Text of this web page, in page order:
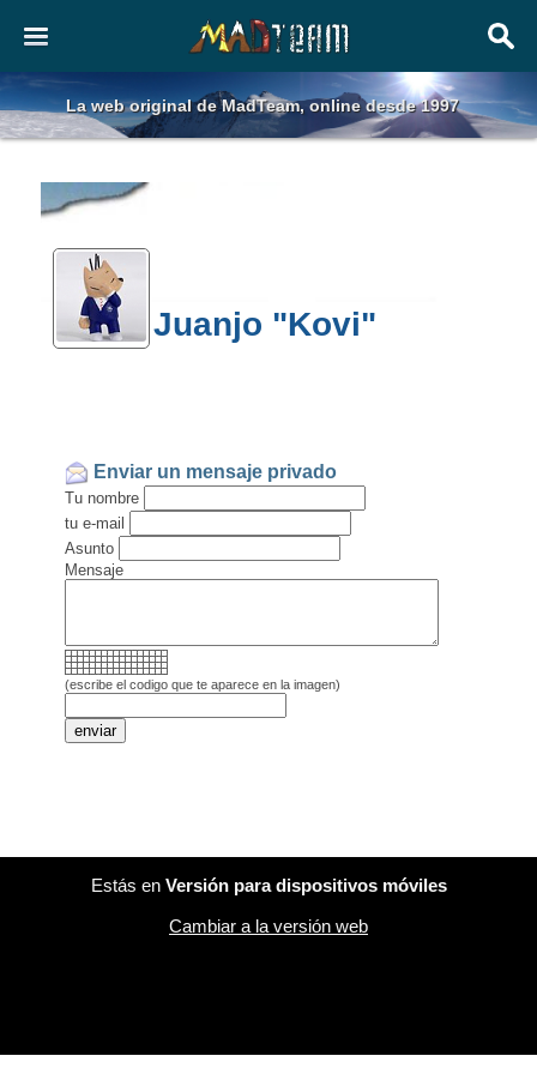
La web original de MadTeam, online desde 1997
Juanjo "Kovi"
Enviar un mensaje privado
Tu nombre
tu e-mail
Asunto
Mensaje
(escribe el codigo que te aparece en la imagen)
Estás en Versión para dispositivos móviles
Cambiar a la versión web